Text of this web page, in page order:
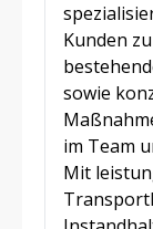
Kunden
sowie
im Team
Mit